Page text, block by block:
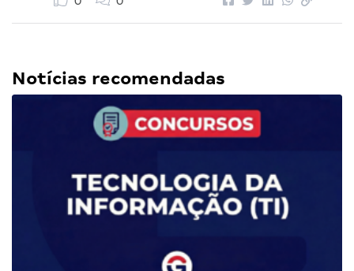
Notícias recomendadas